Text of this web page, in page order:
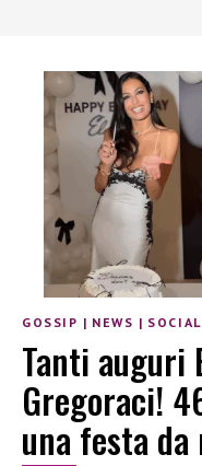
GOSSIP | NEWS | SOCIAL
Tanti auguri
Gregoraci!
una festa